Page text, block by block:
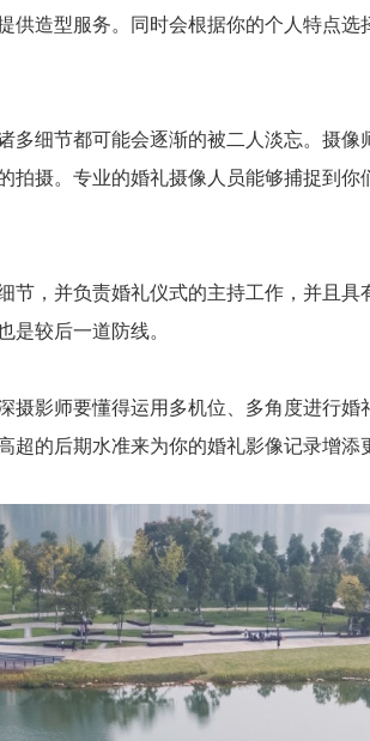
造型服务。同时会根据你的个人特点
细节都可能会逐渐的被二人淡忘。摄像
摄。专业的婚礼摄像人员能够捕捉到
，并负责婚礼仪式的主持工作，并且具
是较后一道防线。
影师要懂得运用多机位、多角度进行婚
的后期水准来为你的婚礼影像记录增